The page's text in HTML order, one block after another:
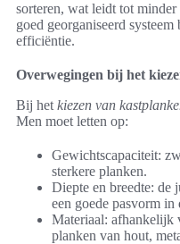
sorteren, wat leidt tot
goed georganiseerd
efficiëntie.
Overwegingen bij het
Bij het kiezen van
Men moet letten op:
Gewichtscapaciteit:
sterkere planken.
Diepte en breedte: de
een goede pasvorm in
Materiaal: afhankelijk
planken van hout,